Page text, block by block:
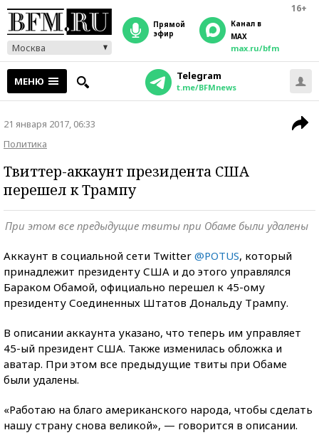
16+
Москва
прямой
эфир
Канал в
MAX
max.ru/bfm
МЕНЮ Telegram
t.me/BFMnews
21 января 2017, 06:33
Политика
Твиттер-аккаунт президента США
перешел к Трампу
При этом все предыдущие твиты при Обаме были удалены
Аккаунт в социальной сети Twitter @POTUS, который
принадлежит президенту США и до этого управлялся
Бараком Обамой, официально перешел к 45-ому
президенту Соединенных Штатов Дональду Трампу.
В описании аккаунта указано, что теперь им управляет
45-ый президент США. Также изменилась обложка и
аватар. При этом все предыдущие твиты при Обаме
были удалены.
«Работаю на благо американского народа, чтобы сделать
нашу страну снова великой», — говорится в описании.